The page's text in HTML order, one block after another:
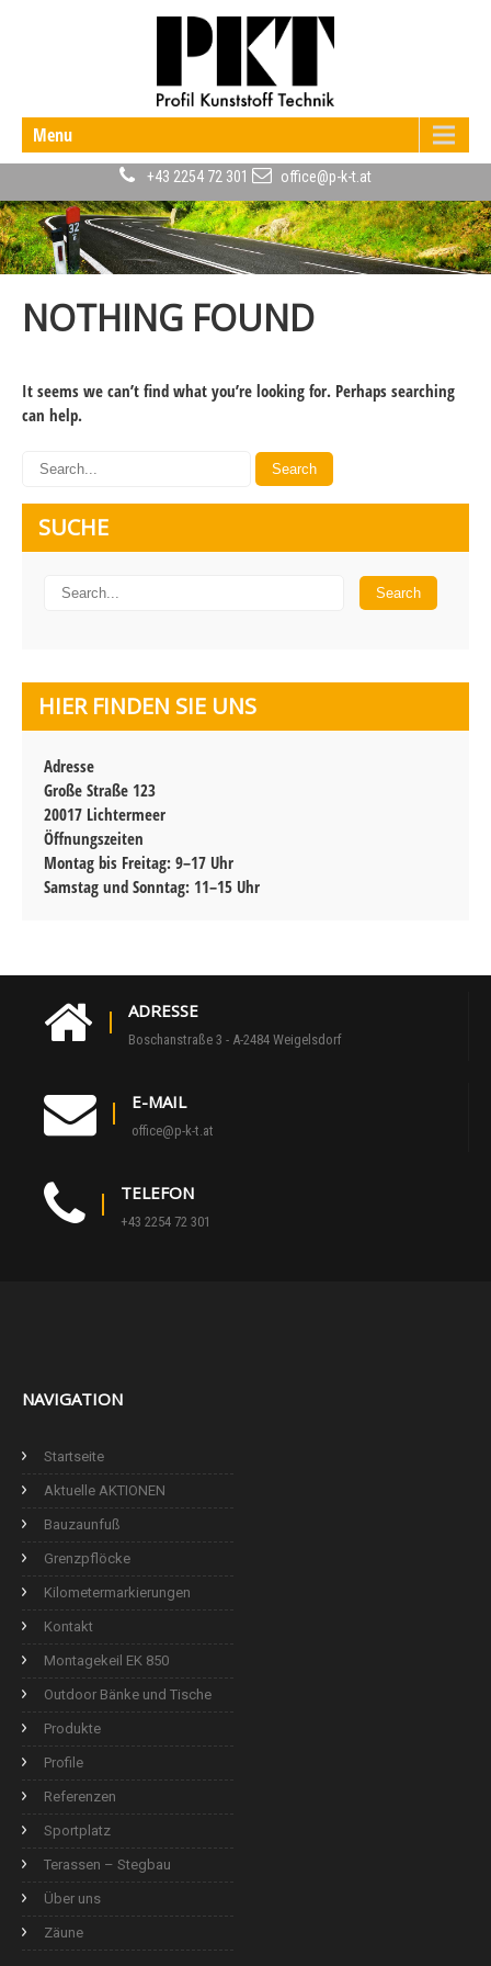
Menu
+43 2254 72 301 office@p-k-t.at
NOTHING FOUND
It seems we can’t find what you’re looking for. Perhaps searching
can help.
SUCHE
HIER FINDEN SIE UNS
Adresse
Große Straße 123
20017 Lichtermeer
Öffnungszeiten
Montag bis Freitag: 9–17 Uhr
Samstag und Sonntag: 11–15 Uhr
ADRESSE
Boschanstraße 3 - A-2484 Weigelsdorf
E-MAIL
office@p-k-t.at
TELEFON
+43 2254 72 301
NAVIGATION
Startseite
Aktuelle AKTIONEN
Bauzaunfuß
Grenzpflöcke
Kilometermarkierungen
Kontakt
Montagekeil EK 850
Outdoor Bänke und Tische
Produkte
Profile
Referenzen
Sportplatz
Terassen – Stegbau
Über uns
Zäune